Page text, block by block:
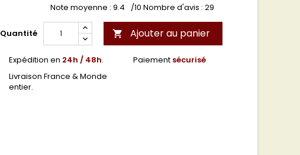
Note moyenne : 9.4 /10 Nombre d'avis : 29
Quantité  Ajouter au panier
Expédition en 24h / 48h.
Livraison France & Monde
entier.
Paiement sécurisé